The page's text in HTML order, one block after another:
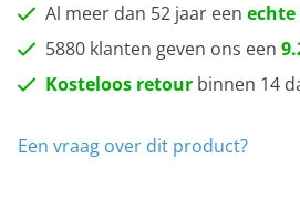
Al meer dan 52 jaar een
5880 klanten geven ons een
Kosteloos retour binnen 14
Een vraag over dit product?